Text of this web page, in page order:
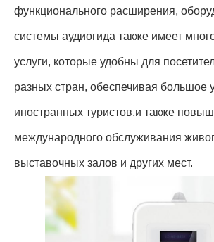
функционального расширения,
системы аудиогида также имеет
услуги, которые удобны для
разных стран, обеспечивая большое
иностранных туристов,и также
международного обслуживания
выставочных залов и других мест.